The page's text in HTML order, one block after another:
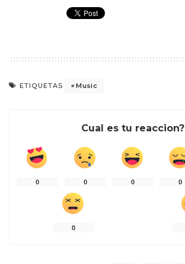
ETIQUETAS Music
Cual es tu reaccion?
0 0 0 0
0